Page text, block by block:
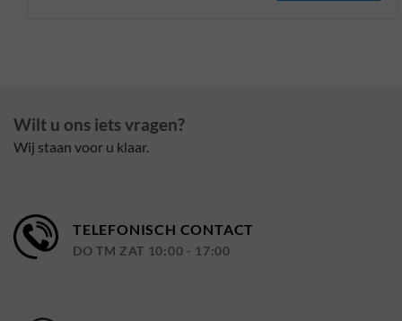
Wilt u ons iets vragen?
Wij staan voor u klaar.
TELEFONISCH CONTACT
DO TM ZAT 10:00 - 17:00